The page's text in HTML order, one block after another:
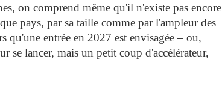
on comprend même qu'il n'existe pas encore
pays, par sa taille comme par l'ampleur des
entrée en 2027 est envisagée – ou,
se lancer, mais un petit coup d'accélérateur,